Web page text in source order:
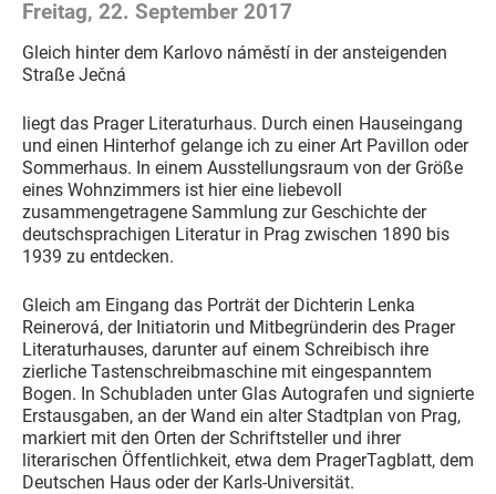
Freitag, 22. September 2017
Gleich hinter dem Karlovo náměstí in der ansteigenden
Straße Ječná
liegt das Prager Literaturhaus. Durch einen Hauseingang
und einen Hinterhof gelange ich zu einer Art Pavillon oder
Sommerhaus. In einem Ausstellungsraum von der Größe
eines Wohnzimmers ist hier eine liebevoll
zusammengetragene Sammlung zur Geschichte der
deutschsprachigen Literatur in Prag zwischen 1890 bis
1939 zu entdecken.
Gleich am Eingang das Porträt der Dichterin Lenka
Reinerová, der Initiatorin und Mitbegründerin des Prager
Literaturhauses, darunter auf einem Schreibisch ihre
zierliche Tastenschreibmaschine mit eingespanntem
Bogen. In Schubladen unter Glas Autografen und signierte
Erstausgaben, an der Wand ein alter Stadtplan von Prag,
markiert mit den Orten der Schriftsteller und ihrer
literarischen Öffentlichkeit, etwa dem PragerTagblatt, dem
Deutschen Haus oder der Karls-Universität.